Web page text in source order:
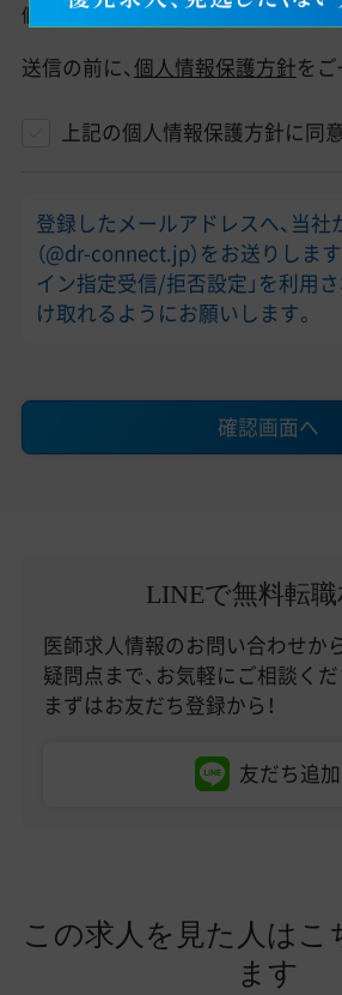
個人情報保護方針
送信の前に、個人情報保護方針をご
上記の個人情報保護方針に同
登録したメールアドレスへ、当社
（@dr-connect.jp）をお送りしま
イン指定受信/拒否設定」を利用
け取れるようにお願いします。
確認画面へ
LINEで無料転
医師求人情報のお問い合わせから
疑問点まで、お気軽にご相談くだ
まずはお友だち登録から！
友だち追加
この求人を見た人はこ
ます